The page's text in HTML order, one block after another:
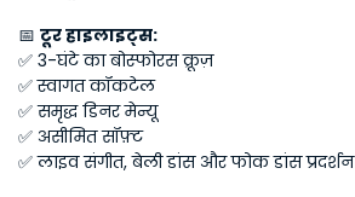
📅 टूर हाइलाइट्स:
✅ 3-घंटे का बोस्फोरस क्रूज़
✅ स्वागत कॉकटेल
✅ समृद्ध डिनर मेन्यू
✅ असीमित सॉफ़्ट
✅ लाइव संगीत, बेली डांस और फोक डांस प्रदर्शन